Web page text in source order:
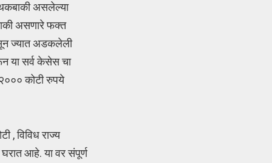
थकबाकी असलेल्या
असणारे फक्त
ज्यात अडकलेली
या सर्व केसेस चा
कोटी रुपये
, विविध राज्य
आहे. या वर संपूर्ण